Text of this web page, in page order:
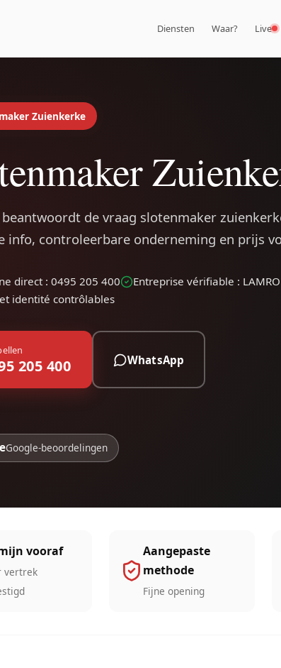
Diensten Waar? Live
Zuienkerke
beantwoordt de vraag slotenmaker
info, controleerbare onderneming en prijs
direct : 0495 205 400 Entreprise vérifiable : LAMRO
identité contrôlables
205 400 WhatsApp
Google-beoordelingen
vooraf
vertrek
Aangepaste
methode
Fijne opening